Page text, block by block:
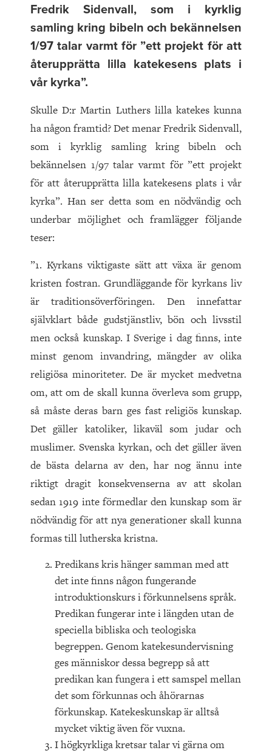
Fredrik Sidenvall, som i kyrklig
samling kring bibeln och bekännelsen
1/97 talar varmt för ”ett projekt för att
återupprätta lilla katekesens plats i
vår kyrka”.
Skulle D:r Martin Luthers lilla katekes kunna
ha någon framtid? Det menar Fredrik Sidenvall,
som i kyrklig samling kring bibeln och
bekännelsen 1/97 talar varmt för ”ett projekt
för att återupprätta lilla katekesens plats i vår
kyrka”. Han ser detta som en nödvändig och
underbar möjlighet och framlägger följande
teser:
”1. Kyrkans viktigaste sätt att växa är genom
kristen fostran. Grundläggande för kyrkans liv
är traditionsöverföringen. Den innefattar
självklart både gudstjänstliv, bön och livsstil
men också kunskap. I Sverige i dag finns, inte
minst genom invandring, mängder av olika
religiösa minoriteter. De är mycket medvetna
om, att om de skall kunna överleva som grupp,
så måste deras barn ges fast religiös kunskap.
Det gäller katoliker, likaväl som judar och
muslimer. Svenska kyrkan, och det gäller även
de bästa delarna av den, har nog ännu inte
riktigt dragit konsekvenserna av att skolan
sedan 1919 inte förmedlar den kunskap som är
nödvändig för att nya generationer skall kunna
formas till lutherska kristna.
Predikans kris hänger samman med att
det inte finns någon fungerande
introduktionskurs i förkunnelsens språk.
Predikan fungerar inte i längden utan de
speciella bibliska och teologiska
begreppen. Genom katekesundervisning
ges människor dessa begrepp så att
predikan kan fungera i ett samspel mellan
det som förkunnas och åhörarnas
förkunskap. Katekeskunskap är alltså
mycket viktig även för vuxna.
I högkyrkliga kretsar talar vi gärna om